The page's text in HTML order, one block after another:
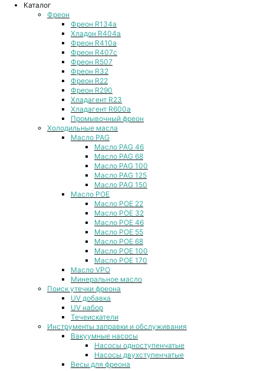
Каталог
Фреон
Фреон R134a
Хладон R404a
Фреон R410a
Фреон R407с
Фреон R507
Фреон R32
Фреон R22
Фреон R290
Хладагент R23
Хладагент R600a
Промывочный фреон
Холодильные масла
Масло PAG
Масло PAG 46
Масло PAG 68
Масло PAG 100
Масло PAG 125
Масло PAG 150
Масло POE
Масло POE 22
Масло POE 32
Масло POE 46
Масло POE 55
Масло POE 68
Масло POE 100
Масло POE 170
Масло VPO
Минеральное масло
Поиск утечки фреона
UV добавка
UV набор
Течеискатели
Инструменты заправки и обслуживания
Вакуумные насосы
Насосы одноступенчатые
Насосы двухступенчатые
Весы для фреона